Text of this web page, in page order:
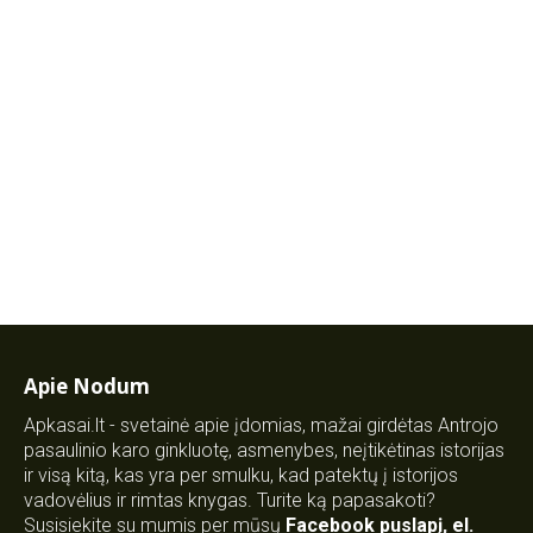
Apie Nodum
Apkasai.lt - svetainė apie įdomias, mažai girdėtas Antrojo
pasaulinio karo ginkluotę, asmenybes, neįtikėtinas istorijas
ir visą kitą, kas yra per smulku, kad patektų į istorijos
vadovėlius ir rimtas knygas. Turite ką papasakoti?
Susisiekite su mumis per mūsų Facebook puslapį, el.